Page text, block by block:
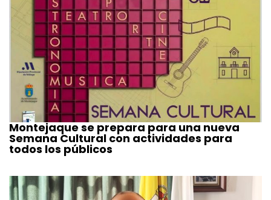
Montejaque se prepara para una nueva
Semana Cultural con actividades para
todos los públicos